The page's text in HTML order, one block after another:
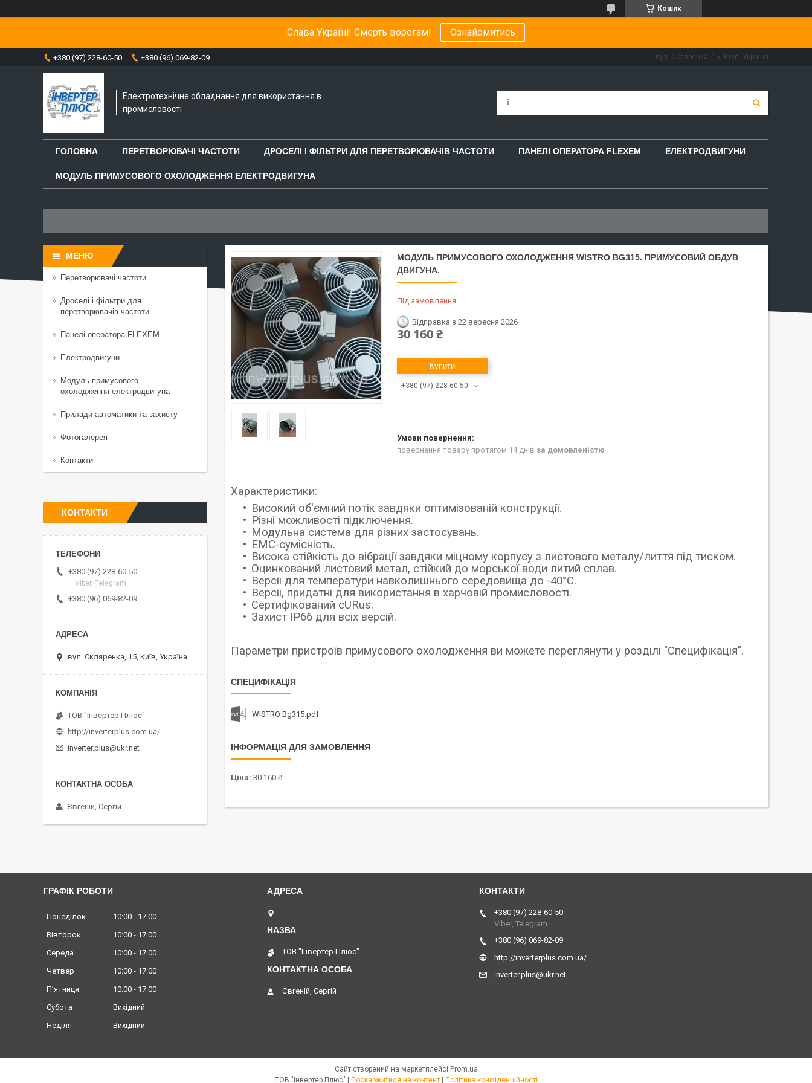
Кошик
Слава Україні! Смерть ворогам! Ознайомитись
+380 (97) 228-60-50 +380 (96) 069-82-09 вул. Скляренка, 15, Київ, Україна
Електротехнічне обладнання для використання в
промисловості
ГОЛОВНА ПЕРЕТВОРЮВАЧІ ЧАСТОТИ ДРОСЕЛІ І ФІЛЬТРИ ДЛЯ ПЕРЕТВОРЮВАЧІВ ЧАСТОТИ ПАНЕЛІ ОПЕРАТОРА FLEXEM ЕЛЕКТРОДВИГУНИ
МОДУЛЬ ПРИМУСОВОГО ОХОЛОДЖЕННЯ ЕЛЕКТРОДВИГУНА
МОДУЛЬ ПРИМУСОВОГО ОХОЛОДЖЕННЯ WISTRO BG315. ПРИМУСОВИЙ ОБДУВ
ДВИГУНА.
Під замовлення
Відправка з 22 вересня 2026
30 160 ₴
Купити
+380 (97) 228-60-50
повернення товару протягом 14 днів за домовленістю
Характеристики:
Високий об'ємний потік завдяки оптимізованій конструкції.
Різні можливості підключення.
Модульна система для різних застосувань.
ЕМС-сумісність.
Висока стійкість до вібрації завдяки міцному корпусу з листового металу/лиття під тиском.
Оцинкований листовий метал, стійкий до морської води литий сплав.
Версії для температури навколишнього середовища до -40°C.
Версії, придатні для використання в харчовій промисловості.
Сертифікований cURus.
Захист IP66 для всіх версій.
Параметри пристроїв примусового охолодження ви можете переглянути у розділі "Специфікація".
СПЕЦИФІКАЦІЯ
WISTRO Bg315.pdf
ІНФОРМАЦІЯ ДЛЯ ЗАМОВЛЕННЯ
Ціна: 30 160 ₴
Перетворювачі частоти
Дроселі і фільтри для
перетворювачів частоти
Панелі оператора FLEXEM
Електродвигуни
Модуль примусового
охолодження електродвигуна
Прилади автоматики та захисту
Фотогалерея
Контакти
КОНТАКТИ
+380 (97) 228-60-50
Viber, Telegram
+380 (96) 069-82-09
вул. Скляренка, 15, Київ, Україна
ТОВ "Інвертер Плюс"
http://inverterplus.com.ua/
inverter.plus@ukr.net
Євгеній, Сергій
ГРАФІК РОБОТИ
Понеділок 10:00
17:00
Вівторок
10:00
17:00
Середа
10:00
17:00
Четвер
10:00
17:00
Пʼятниця
10:00
17:00
Субота
Вихідний
Неділя
Вихідний
ТОВ "Інвертер Плюс"
Євгеній, Сергій
+380 (97) 228-60-50
Viber, Telegram
+380 (96) 069-82-09
http://inverterplus.com.ua/
inverter.plus@ukr.net
Сайт створений на маркетплейсі Prom.ua
Поскаржитися на контент Політика конфіденційності